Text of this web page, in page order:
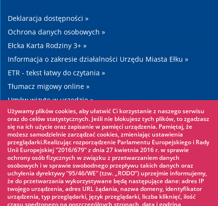
Deklaracja dostępności »
Ochrona danych osobowych »
Ełcka Karta Rodziny 3+ »
Informacja o zakresie działalności Urzędu Miasta Ełku »
ETR - tekst łatwy do czytania »
Tłumacz migowy online »
Umów wizytę w urzędzie »
Drogi »
Warto zobaczyć
Park linowy »
Park Wodny »
Lodowisko »
KINOECK »
Używamy plików cookies, aby ułatwić Ci korzystanie z naszego serwisu
oraz do celów statystycznych. Jeśli nie blokujesz tych plików, to zgadzasz
się na ich użycie oraz zapisanie w pamięci urządzenia. Pamiętaj, że
możesz samodzielnie zarządzać cookies, zmieniając ustawienia
przeglądarki.Realizując rozporządzenie Parlamentu Europejskiego i Rady
Unii Europejskiej "2016/679" z dnia 27 kwietnia 2016 r. w sprawie
ochrony osób fizycznych w związku z przetwarzaniem danych
osobowych i w sprawie swobodnego przepływu takich danych oraz
uchylenia dyrektywy "95/46/WE" (tzw. „RODO”) uprzejmie informujemy,
że do przetwarzania wykorzystywane będą następujące dane: adres IP
twojego urządzenia, adres URL żądania, nazwa domeny, identyfikator
urządzenia, typ przeglądarki, język przeglądarki, liczba kliknięć, ilość
czasu spędzonego na poszczególnych stronach, data i godzina